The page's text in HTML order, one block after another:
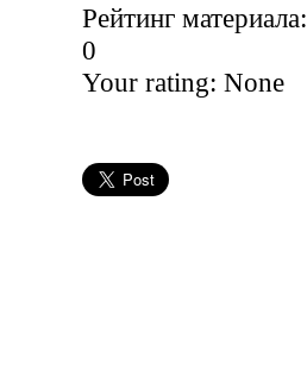
Рейтинг материала:
0
Your rating: None